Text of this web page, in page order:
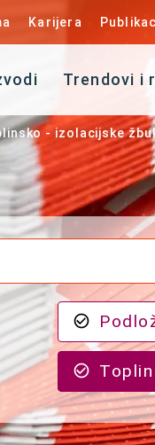
Karijera
Trendovi i
- izolacijske